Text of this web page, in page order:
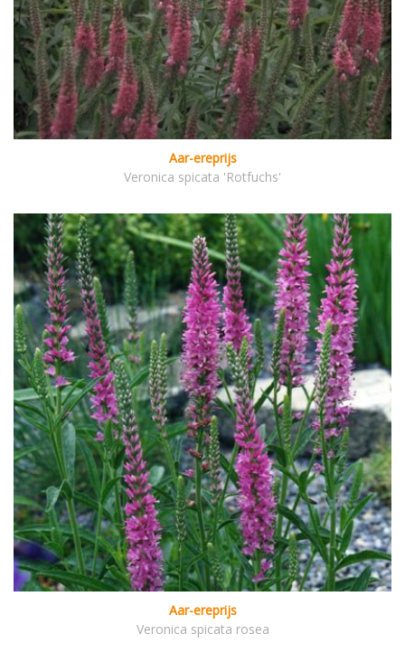
Aar-ereprijs
Veronica spicata 'Rotfuchs'
Aar-ereprijs
Veronica spicata rosea